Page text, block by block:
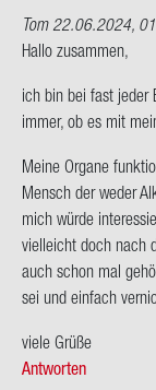
Tom22.06.2024,
Hallo zu­sam­men,
ich bin bei fast jeder
immer, ob es mit
Meine Or­ga­ne
Mensch der weder
mich würde
viel­leicht doch nach
auch schon mal
sei und ein­fach
viele Grüße
Antworten